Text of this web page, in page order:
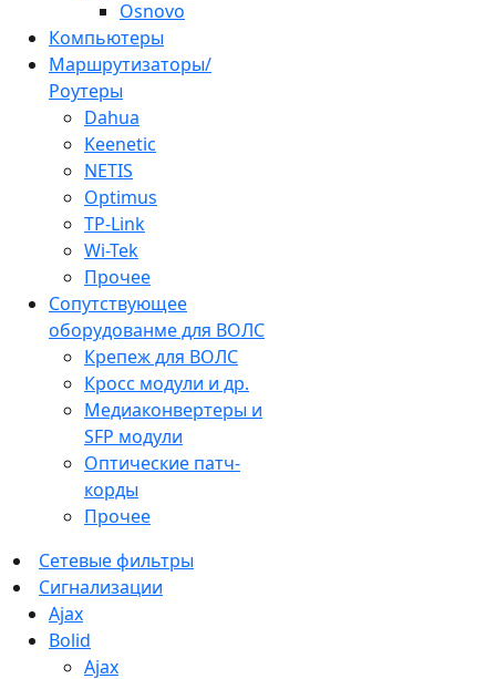
Osnovo
Компьютеры
Маршрутизаторы/
Роутеры
Dahua
Keenetic
NETIS
Optimus
TP-Link
Wi-Tek
Прочее
Сопутствующее
оборудованме для ВОЛС
Крепеж для ВОЛС
Кросс модули и др.
Медиаконвертеры и
SFP модули
Оптические патч-
корды
Прочее
Сетевые фильтры
Сигнализации
Ajax
Bolid
Ajax